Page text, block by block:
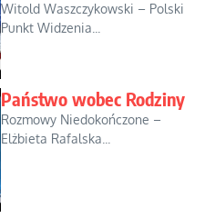
Witold Waszczykowski – Polski
Punkt Widzenia...
Państwo wobec Rodziny
Rozmowy Niedokończone –
Elżbieta Rafalska...